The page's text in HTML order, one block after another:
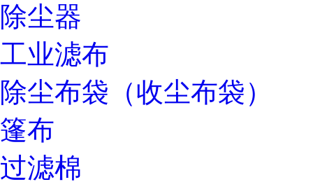
除尘器
工业滤布
除尘布袋（收尘布袋）
篷布
过滤棉